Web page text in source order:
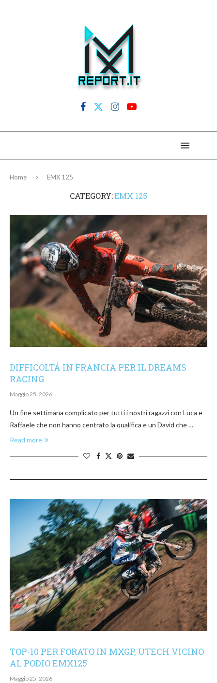
Home EMX 125
CATEGORY:EMX 125
DIFFICOLTÁ IN FRANCIA PER IL DREAMS
RACING
Maggio 25, 2026
Un fine settimana complicato per tutti i nostri ragazzi con Luca e
Raffaele che non hanno centrato la qualifica e un David che …
Read more
TOP-10 PER FORATO IN MXGP, UTECH VICINO
AL PODIO EMX125
Maggio 25, 2026